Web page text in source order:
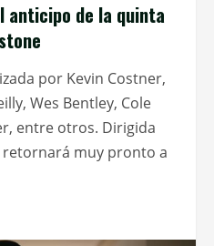
anticipo de la quinta
por Kevin Costner,
Wes Bentley, Cole
entre otros. Dirigida
muy pronto a